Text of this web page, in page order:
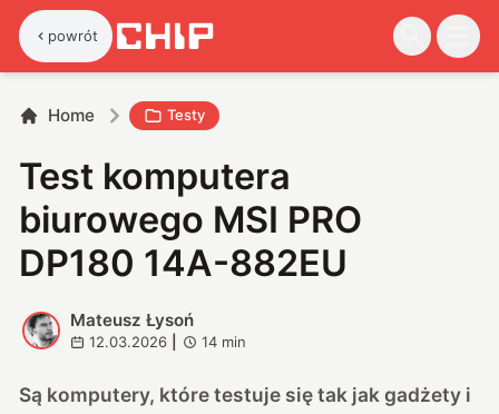
powrót
Home Testy
Test komputera
biurowego MSI PRO
DP180 14A-882EU
M
Mateusz Łysoń
12.03.2026 14 min
Są komputery, które testuje się tak jak gadżety i